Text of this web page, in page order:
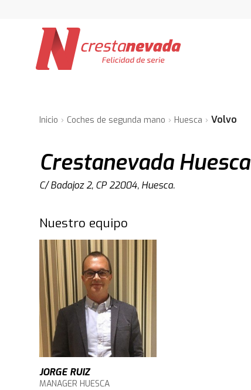
Inicio Coches de segunda mano Huesca Volvo
Crestanevada Huesca
C/ Badajoz 2, CP 22004, Huesca.
Nuestro equipo
JORGE RUIZ
MANAGER HUESCA